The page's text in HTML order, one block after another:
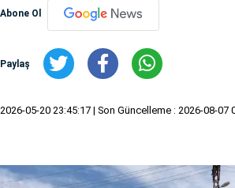
Abone Ol
Paylaş
2026-05-20 23:45:17 | Son Güncelleme : 2026-08-07